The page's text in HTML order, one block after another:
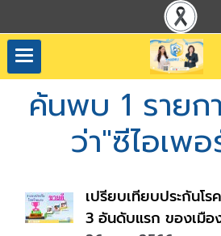
ค้นพบ 1 รายก
ว่า"ซีไอเพ
เปรียบเทียบประกันโ
3 อันดับแรก ของเมือ